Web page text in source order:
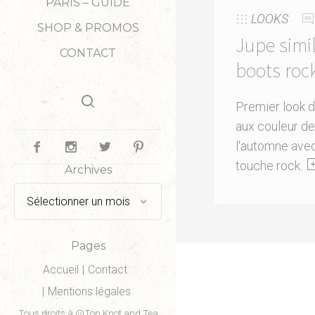
PARIS – GUIDE
SHOP & PROMOS
CONTACT
Archives
Archives
Pages
Accueil
Contact
Mentions légales
LOOKS
Jupe
boots
Premier look
aux couleur de
l'automne
touche rock.